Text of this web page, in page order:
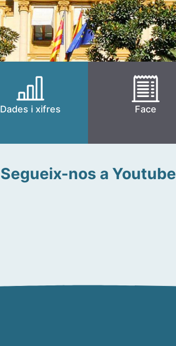
Dades i xifres Face
Segueix-nos a Youtube